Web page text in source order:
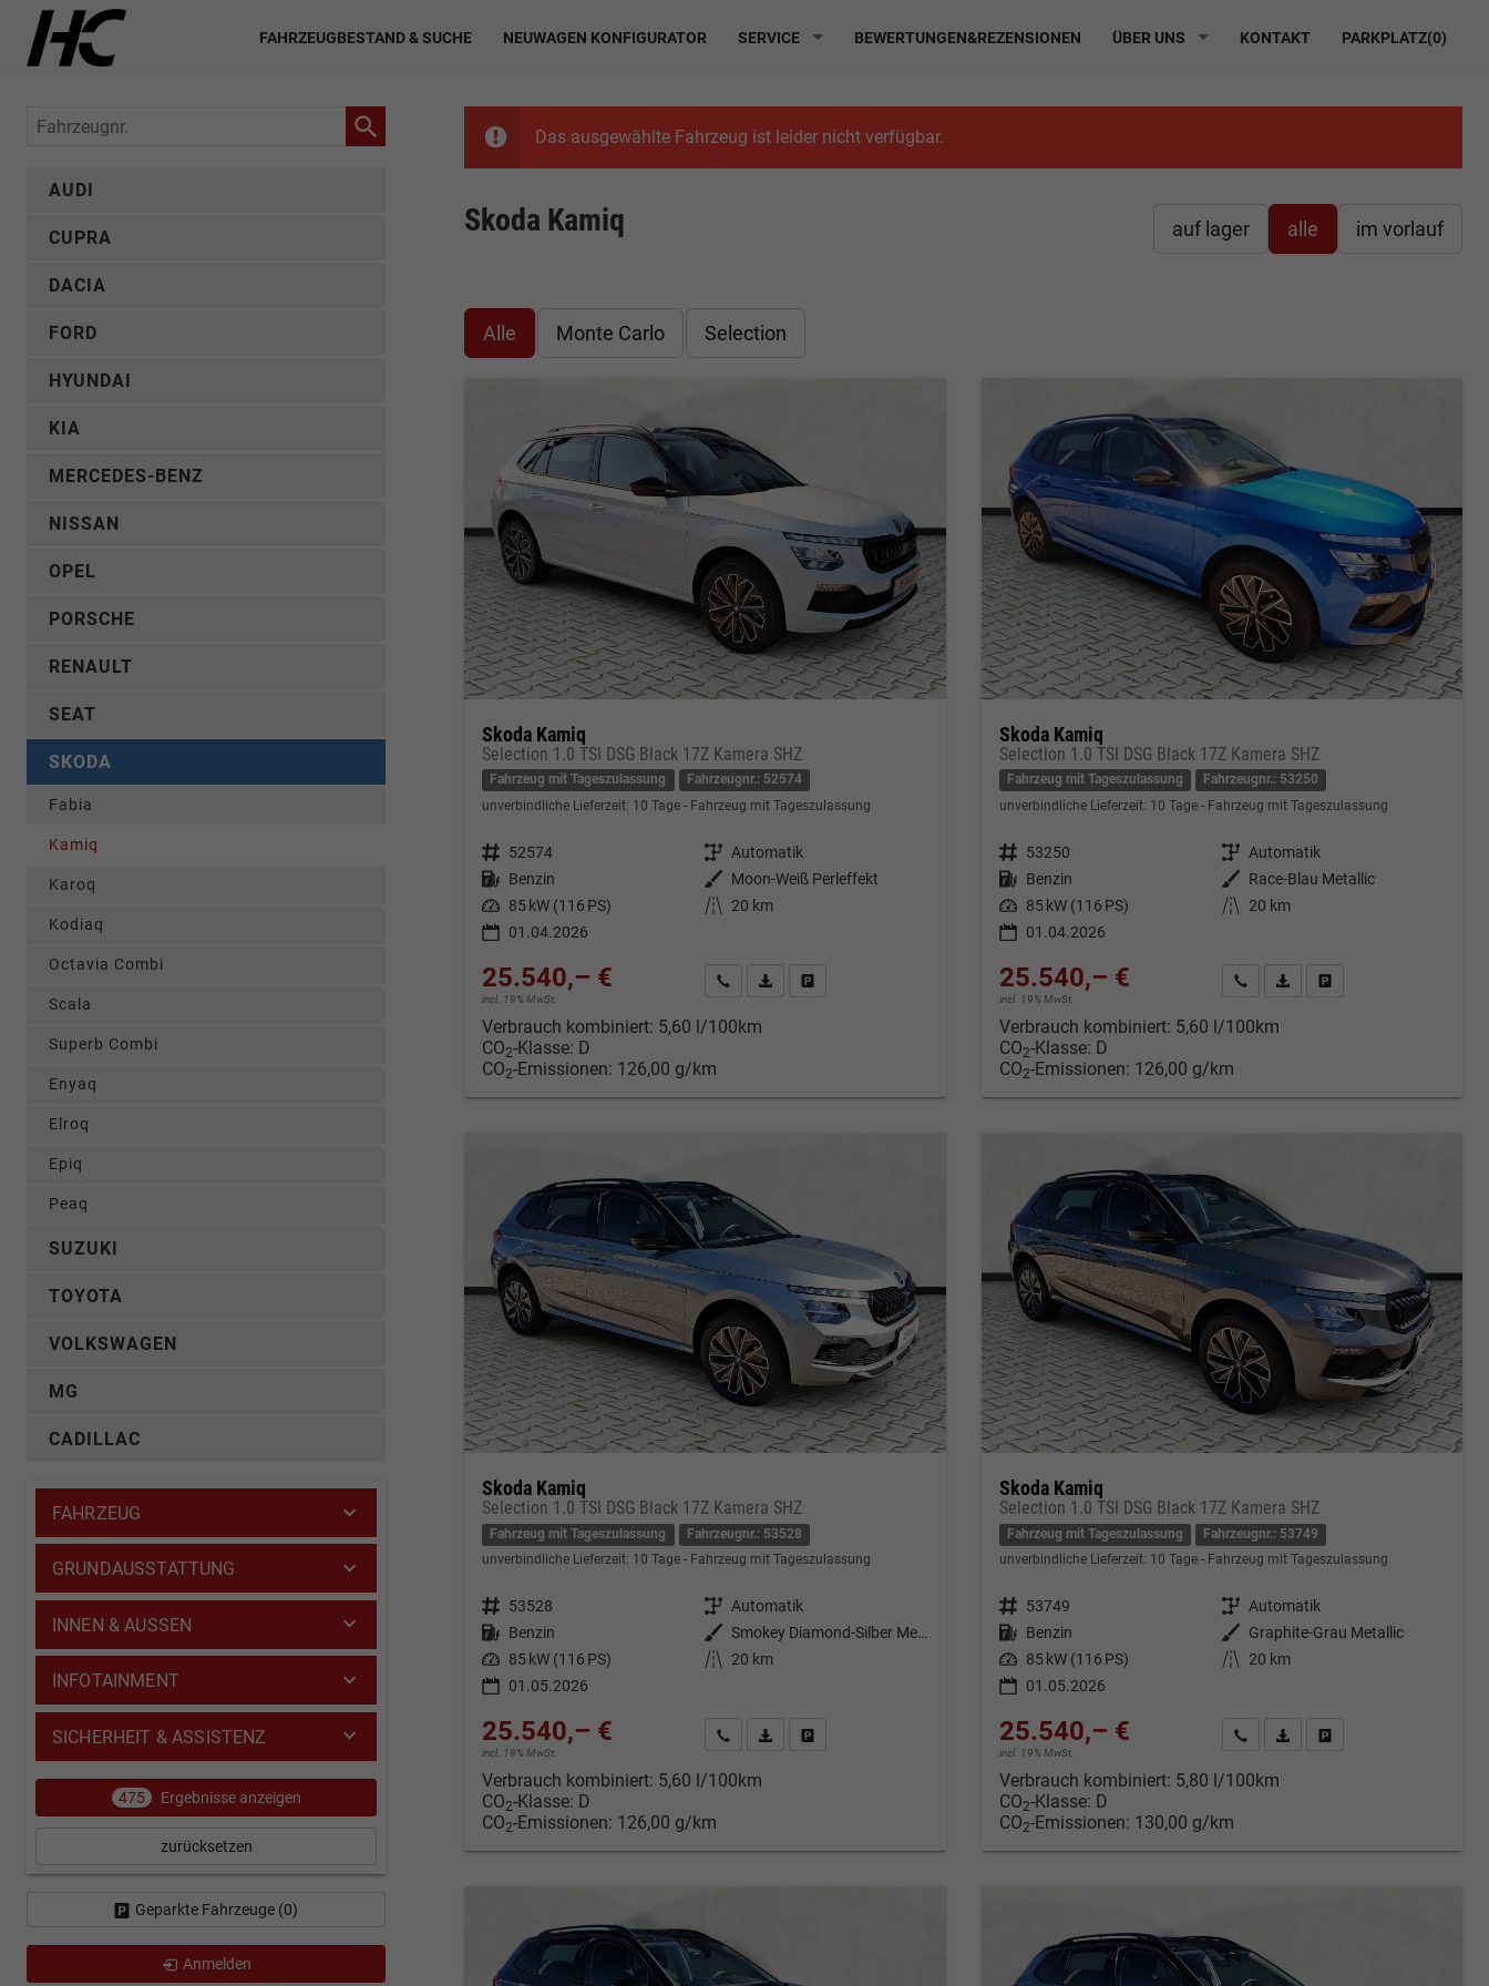
FAHRZEUGBESTAND & SUCHE NEUWAGEN KONFIGURATOR SERVICE BEWERTUNGEN&REZENSIONEN ÜBER UNS KONTAKT PARKPLATZ(0)
Das ausgewählte Fahrzeug ist leider nicht verfügbar.
auf lager alle im vorlauf
Skoda Kamiq
Alle Monte Carlo Selection
Skoda Kamiq
Selection 1.0 TSI DSG Black 17Z Kamera SHZ
Fahrzeug mit Tageszulassung
Fahrzeugnr.: 52574
unverbindliche Lieferzeit: 10 Tage Fahrzeug mit Tageszulassung
Fahrzeugnr. 52574 Getriebe Automatik
Kraftstoff Benzin Außenfarbe Moon-Weiß Perleffekt
Leistung 85 kW (116 PS) Kilometerstand
20 km
01.04.2026
25.540,– €
incl. 19% MwSt.
Kontakt & Angebot anfordern
PDF-Datei, Fahrzeugexposé drucken
Fahrzeug merken/Expose drucken
Verbrauch kombiniert: 5,60 l/100km
CO2-Klasse: D
CO2-Emissionen: 126,00 g/km
Skoda Kamiq
Selection 1.0 TSI DSG Black 17Z Kamera SHZ
Fahrzeug mit Tageszulassung
Fahrzeugnr.: 53250
unverbindliche Lieferzeit: 10 Tage Fahrzeug mit Tageszulassung
Fahrzeugnr. 53250 Getriebe Automatik
Kraftstoff Benzin Außenfarbe Race-Blau Metallic
Leistung 85 kW (116 PS) Kilometerstand
20 km
01.04.2026
25.540,– €
incl. 19% MwSt.
Kontakt & Angebot anfordern
PDF-Datei, Fahrzeugexposé
Fahrzeug merken/Expose
Verbrauch kombiniert: 5,60 l/100km
CO2-Klasse: D
CO2-Emissionen: 126,00 g/km
Skoda Kamiq
Selection 1.0 TSI DSG Black 17Z Kamera SHZ
Fahrzeug mit Tageszulassung
Fahrzeugnr.: 53528
unverbindliche Lieferzeit: 10 Tage Fahrzeug mit Tageszulassung
Fahrzeugnr. 53528 Getriebe Automatik
Kraftstoff Benzin Außenfarbe
Smokey Diamond-Silber Metallic
Leistung 85 kW (116 PS) Kilometerstand
20 km
01.05.2026
25.540,– €
incl. 19% MwSt.
Kontakt & Angebot anfordern
PDF-Datei, Fahrzeugexposé drucken
Fahrzeug merken/Expose drucken
Verbrauch kombiniert: 5,60 l/100km
CO2-Klasse: D
CO2-Emissionen: 126,00 g/km
Skoda Kamiq
Selection 1.0 TSI DSG Black 17Z Kamera SHZ
Fahrzeug mit Tageszulassung
Fahrzeugnr.: 53749
unverbindliche Lieferzeit: 10 Tage Fahrzeug mit Tageszulassung
Fahrzeugnr. 53749 Getriebe Automatik
Kraftstoff Benzin Außenfarbe
Graphite-Grau Metallic
Leistung 85 kW (116 PS) Kilometerstand
20 km
01.05.2026
25.540,– €
incl. 19% MwSt.
Kontakt & Angebot anfordern
PDF-Datei, Fahrzeugexposé
Fahrzeug merken/Expose
Verbrauch kombiniert: 5,80 l/100km
CO2-Klasse: D
CO2-Emissionen: 130,00 g/km
Fahrzeugnr.
AUDI
CUPRA
DACIA
FORD
HYUNDAI
KIA
MERCEDES-BENZ
NISSAN
OPEL
PORSCHE
RENAULT
SEAT
SKODA
Fabia
Kamiq
Karoq
Kodiaq
Octavia Combi
Scala
Superb Combi
Enyaq
Elroq
Epiq
Peaq
SUZUKI
TOYOTA
VOLKSWAGEN
MG
CADILLAC
FAHRZEUG
GRUNDAUSSTATTUNG
INNEN & AUSSEN
INFOTAINMENT
SICHERHEIT & ASSISTENZ
475 Ergebnisse anzeigen
zurücksetzen
Geparkte Fahrzeuge (0)
Anmelden